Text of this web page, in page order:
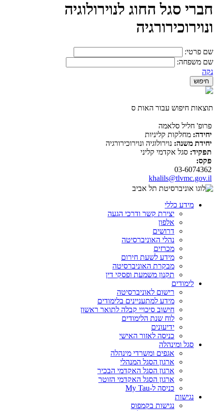
חברי סגל החוג לנוירולוגיה
ונוירוכירורגיה
שם פרטי:
שם משפחה:
נקה
תוצאות חיפוש עבור האות ס
פרופ' חליל סלאמה
יחידה: מחלקות קליניות
יחידת משנה: נוירולוגיה ונוירוכירורגיה
תפקיד: סגל אקדמי קליני
פקס:
03-6074362
khalils@tlvmc.gov.il
מידע כללי
יצירת קשר ודרכי הגעה
אלפון
דרושים
נהלי האוניברסיטה
מכרזים
מידע לשעת חירום
מבקרת האוניברסיטה
תקנון משמעת ופסקי דין
לימודים
רישום לאוניברסיטה
מידע למתעניינים בלימודים
חישוב סיכויי קבלה לתואר ראשון
לוח שנת הלימודים
ידיעונים
כניסה לאזור האישי
סגל ומינהלה
אגפים ומשרדי מינהלה
ארגון הסגל המנהלי
ארגון הסגל האקדמי הבכיר
ארגון הסגל האקדמי הזוטר
כניסה ל-My Tau
נגישות
נגישות בקמפוס